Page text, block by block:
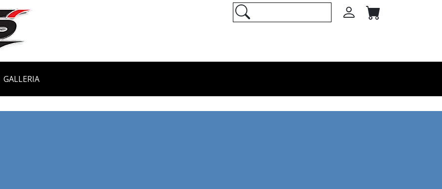
GALLERIA